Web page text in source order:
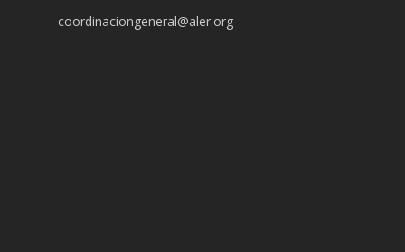
coordinaciongeneral@aler.org